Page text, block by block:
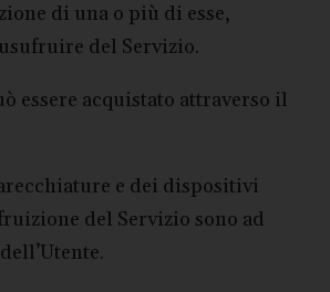
di una o più di esse,
del Servizio.
essere acquistato attraverso il
e dei dispositivi
del Servizio sono ad